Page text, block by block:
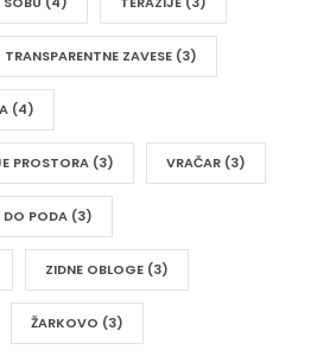
TRANSPARENTNE ZAVESE (3)
(4)
PROSTORA (3) VRAČAR (3)
DO PODA (3)
ZIDNE OBLOGE (3)
ŽARKOVO (3)